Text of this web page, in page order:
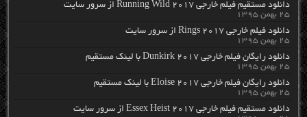
دانلود مستقیم فیلم خارجی Running Wild 2017 از سرور سایت
۲۵ بهمن ۱۳۹۵
دانلود فیلم خارجی Rings 2017 از سرور سایت
۲۵ بهمن ۱۳۹۵
دانلود رایگان فیلم خارجی Dunkirk 2017 با لینک مستقیم
۲۵ بهمن ۱۳۹۵
دانلود رایگان فیلم خارجی Eloise 2017 با لینک مستقیم
۲۵ بهمن ۱۳۹۵
دانلود مستقیم فیلم خارجی Essex Heist 2017 از سرور سایت